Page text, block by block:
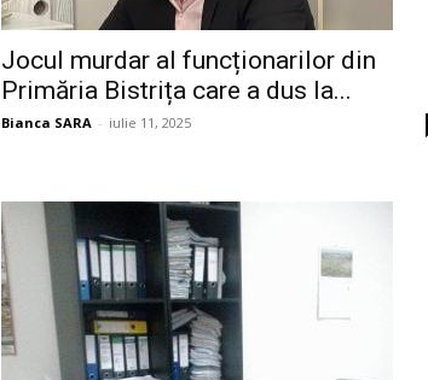
Jocul murdar al funcționarilor din
Primăria Bistrița care a dus la...
Bianca SARA - iulie 11, 2025